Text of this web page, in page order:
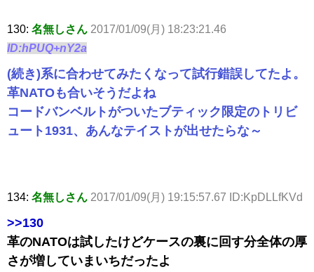
130: 名無しさん 2017/01/09(月) 18:23:21.46
ID:hPUQ+nY2a
(続き)系に合わせてみたくなって試行錯誤してたよ。
革NATOも合いそうだよね
コードバンベルトがついたブティック限定のトリビ
ュート1931、あんなテイストが出せたらな～
134: 名無しさん 2017/01/09(月) 19:15:57.67 ID:KpDLLfKVd
>>130
革のNATOは試したけどケースの裏に回す分全体の厚
さが増していまいちだったよ